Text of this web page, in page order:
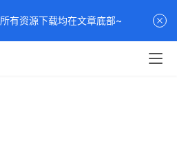
有资源下载均在文章底部~